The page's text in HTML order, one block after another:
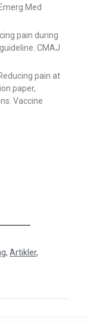
Med
pain during
CMAJ
pain at
paper,
Vaccine
, Artikler,